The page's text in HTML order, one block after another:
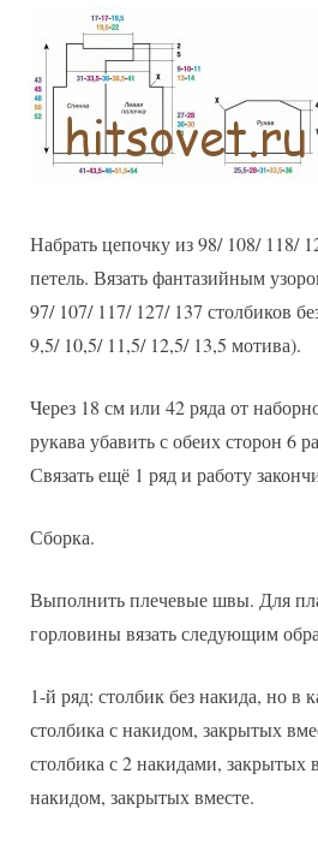
Набрать цепочку из 98/ 108/ 118/
петель. Вязать фантазийным
97/ 107/ 117/ 127/ 137 столбиков
9,5/ 10,5/ 11,5/ 12,5/ 13,5 мотива).
Через 18 см или 42 ряда от
рукава убавить с обеих сторон 6
Связать ещё 1 ряд и работу
Сборка.
Выполнить плечевые швы. Для
горловины вязать следующим
1-й ряд: столбик без накида, но в
столбика с накидом, закрытых
столбика с 2 накидами, закрытых
накидом, закрытых вместе.